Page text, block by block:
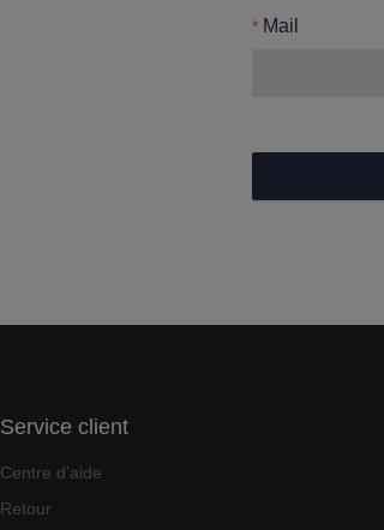
Mail
Service client
Centre d'aide
Retour